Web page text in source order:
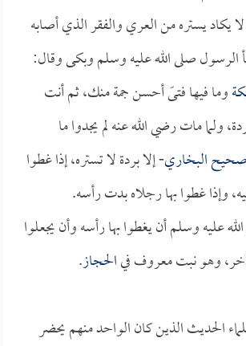
يستره من العري والفقر الذي أصابه
الرسول صلى الله عليه وسلم وبكى وقال:
وما فيها فتىً أحسن جمة منك، ثم أنت
ولما مات رضي الله عنه لم يجدوا ما
صحيح البخاري- إلا بردة لا تستره، إذا غطوا
وإذا غطوا بها رجلاه بدت رأسه.
عليه وسلم أن يغطوا بها رأسه وأن يجعلوا
وهو نبت معروف فيالحجاز.
الحديث الذين كان الواحد منهم يحضر